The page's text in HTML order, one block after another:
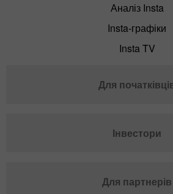
Аналіз Insta
Insta-графіки
Insta TV
Для
Інвестори
Для партнерів